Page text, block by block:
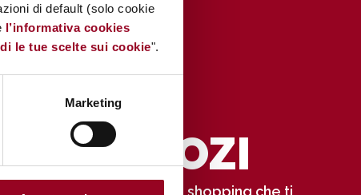
di default (solo cookie
l’informativa cookies
le tue scelte sui cookie".
Marketing
NEGOZI
Scopri tutto lo shopping che ti